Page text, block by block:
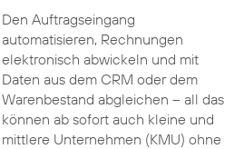
Den Auftragseingang
automatisieren, Rechnungen
elektronisch abwickeln und mit
Daten aus dem CRM oder dem
Warenbestand abgleichen – all das
können ab sofort auch kleine und
mittlere Unternehmen (KMU) ohne